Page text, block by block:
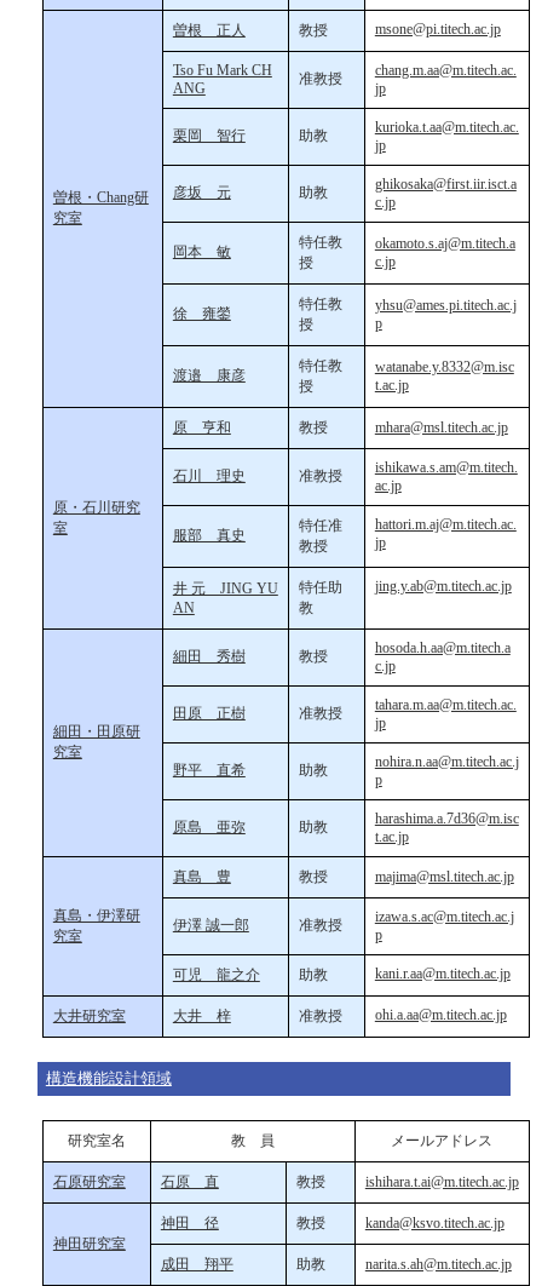
曽根・Chang研
究室
曽根 正人 教授 msone@pi.titech.ac.jp
Tso Fu Mark CH
ANG
准教授
chang.m.aa@m.titech.ac.
jp
栗岡 智行 助教
kurioka.t.aa@m.titech.ac.
jp
彦坂 元 助教
ghikosaka@first.iir.isct.a
c.jp
岡本 敏
特任教
授
okamoto.s.aj@m.titech.a
c.jp
徐 雍鎣
特任教
授
yhsu@ames.pi.titech.ac.j
p
渡邉 康彦
特任教
授
watanabe.y.8332@m.isc
t.ac.jp
原・石川研究
室
原 亨和 教授 mhara@msl.titech.ac.jp
石川 理史 准教授
ishikawa.s.am@m.titech.
ac.jp
服部 真史
特任准
教授
hattori.m.aj@m.titech.ac.
jp
井 元 JING YU
AN
特任助
教
jing.y.ab@m.titech.ac.jp
細田・田原研
究室
細田 秀樹 教授
hosoda.h.aa@m.titech.a
c.jp
田原 正樹 准教授
tahara.m.aa@m.titech.ac.
jp
野平 直希 助教
nohira.n.aa@m.titech.ac.j
p
原島 亜弥 助教
harashima.a.7d36@m.isc
t.ac.jp
真島・伊澤研
究室
真島 豊 教授 majima@msl.titech.ac.jp
伊澤 誠一郎 准教授
izawa.s.ac@m.titech.ac.j
p
可児 龍之介 助教 kani.r.aa@m.titech.ac.jp
大井研究室 大井 梓 准教授 ohi.a.aa@m.titech.ac.jp
構造機能設計領域
研究室名 教 員 メールアドレス
石原研究室 石原 直 教授 ishihara.t.ai@m.titech.ac.jp
神田研究室
神田 径 教授 kanda@ksvo.titech.ac.jp
成田 翔平 助教 narita.s.ah@m.titech.ac.jp